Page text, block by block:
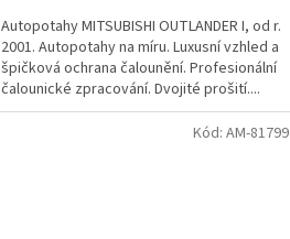
Autopotahy MITSUBISHI OUTLANDER I, od r.
2001. Autopotahy na míru. Luxusní vzhled a
špičková ochrana čalounění. Profesionální
čalounické zpracování. Dvojité prošití....
Kód: AM-81799